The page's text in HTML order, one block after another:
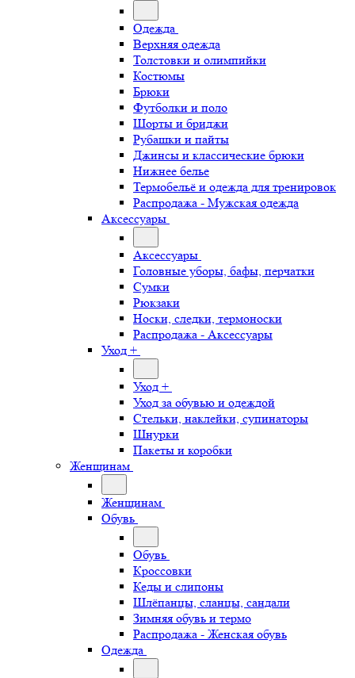
Одежда
Верхняя одежда
Толстовки и олимпийки
Костюмы
Брюки
Футболки и поло
Шорты и бриджи
Рубашки и пайты
Джинсы и классические брюки
Нижнее белье
Термобельё и одежда для тренировок
Распродажа - Мужская одежда
Аксессуары
Аксессуары
Головные уборы, бафы, перчатки
Сумки
Рюкзаки
Носки, следки, термоноски
Распродажа - Аксессуары
Уход +
Уход +
Уход за обувью и одеждой
Стельки, наклейки, супинаторы
Шнурки
Пакеты и коробки
Женщинам
Женщинам
Обувь
Обувь
Кроссовки
Кеды и слипоны
Шлёпанцы, сланцы, сандали
Зимняя обувь и термо
Распродажа - Женская обувь
Одежда